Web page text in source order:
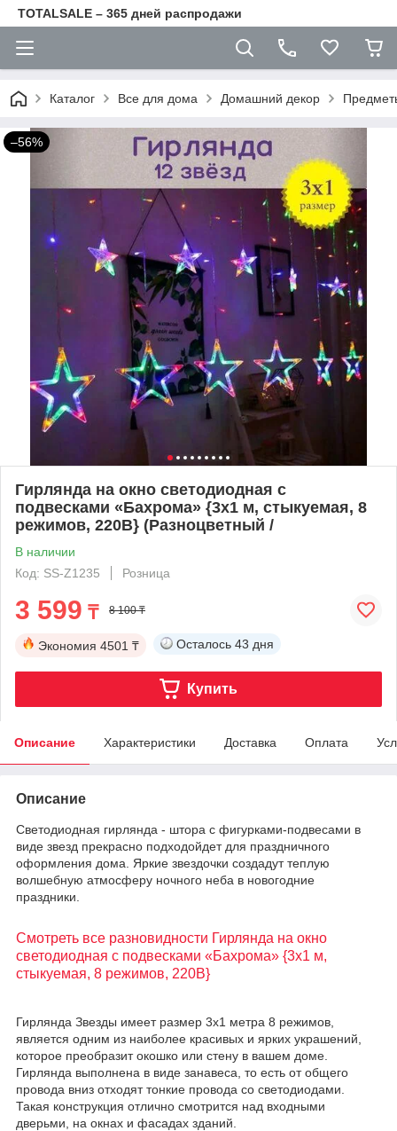
TOTALSALE – 365 дней распродажи
Каталог Все для дома Домашний декор
–56%
Гирлянда на окно светодиодная с
подвесками «Бахрома» {3х1 м, стыкуемая, 8
режимов, 220В} (Разноцветный /
В наличии
Код: SS-Z1235
Розница
3 599 ₸ 8 100 ₸
Экономия 4501 ₸ Осталось 43 дня
Купить
Описание Характеристики Доставка Оплата
Описание
Светодиодная гирлянда - штора с фигурками-подвесами в
виде звезд прекрасно подходойдет для праздничного
оформления дома. Яркие звездочки создадут теплую
волшебную атмосферу ночного неба в новогодние
праздники.
Смотреть все разновидности Гирлянда на окно
светодиодная с подвесками «Бахрома» {3х1 м,
стыкуемая, 8 режимов, 220В}
Гирлянда Звезды имеет размер 3х1 метра 8 режимов,
является одним из наиболее красивых и ярких украшений,
которое преобразит окошко или стену в вашем доме.
Гирлянда выполнена в виде занавеса, то есть от общего
провода вниз отходят тонкие провода со светодиодами.
Такая конструкция отлично смотрится над входными
дверьми, на окнах и фасадах зданий.